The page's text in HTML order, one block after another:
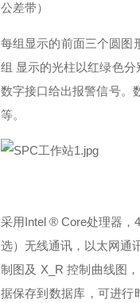
公差带）
每组显示的前面三个圆图
组 显示的光柱以红绿色
数字接口给出报警信号。
等。
采用Intel ® Core处理器，
选）无线通讯，以太网通
制图及 X_R 控制曲线图
据保存到数据库，可进行